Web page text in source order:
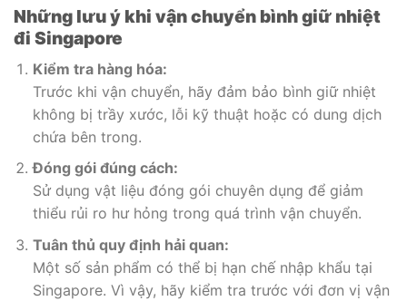
Những lưu ý khi vận chuyển bình giữ nhiệt
đi Singapore
Kiểm tra hàng hóa:
Trước khi vận chuyển, hãy đảm bảo bình giữ nhiệt
không bị trầy xước, lỗi kỹ thuật hoặc có dung dịch
chứa bên trong.
Đóng gói đúng cách:
Sử dụng vật liệu đóng gói chuyên dụng để giảm
thiểu rủi ro hư hỏng trong quá trình vận chuyển.
Tuân thủ quy định hải quan:
Một số sản phẩm có thể bị hạn chế nhập khẩu tại
Singapore. Vì vậy, hãy kiểm tra trước với đơn vị vận